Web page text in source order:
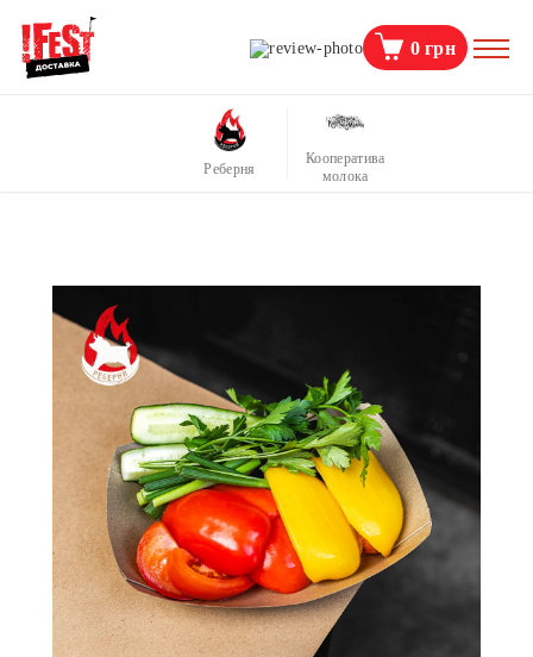
0грн
Реберня
Кооператива
молока